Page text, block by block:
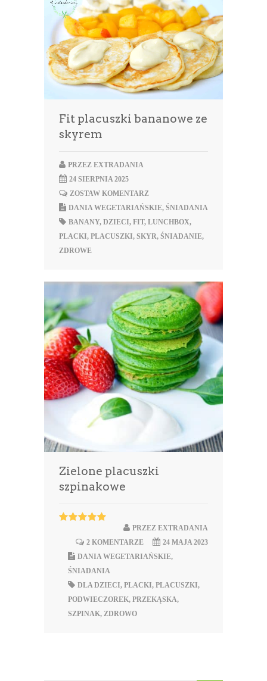
Fit placuszki bananowe ze
skyrem
PRZEZ EXTRADANIA
24 SIERPNIA 2025
ZOSTAW KOMENTARZ
DANIA WEGETARIAŃSKIE, ŚNIADANIA
BANANY, DZIECI, FIT, LUNCHBOX,
PLACKI, PLACUSZKI, SKYR, ŚNIADANIE,
ZDROWE
Zielone placuszki
szpinakowe
PRZEZ EXTRADANIA
24 MAJA 2023
2 KOMENTARZE
DANIA WEGETARIAŃSKIE,
ŚNIADANIA
DLA DZIECI, PLACKI, PLACUSZKI,
PODWIECZOREK, PRZEKĄSKA,
SZPINAK, ZDROWO